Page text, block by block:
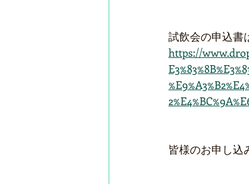
試飲会の申込書
https://
皆様のお申し込